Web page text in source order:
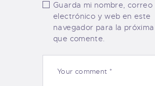
Guarda mi nombre, correo
electrónico y web en este
navegador para la
que comente.